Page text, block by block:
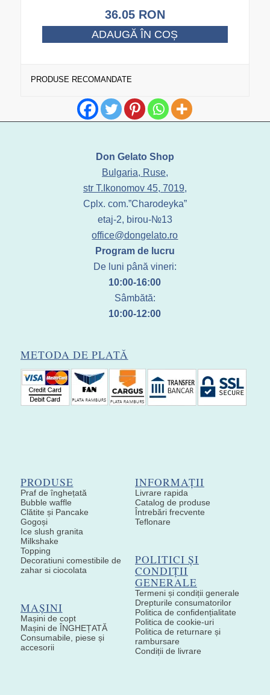
36.05 RON
ADAUGĂ ÎN COȘ
PRODUSE RECOMANDATE
Don Gelato Shop
Bulgaria, Ruse,
str T.Ikonomov 45, 7019,
Cplx. com.”Charodeyka”
etaj-2, birou-№13
office@dongelato.ro
Program de lucru
De luni până vineri:
10:00-16:00
Sâmbătă:
10:00-12:00
METODA DE PLATĂ
PRODUSE
Praf de înghețată
Bubble waffle
Clătite și Pancake
Gogoși
Ice slush granita
Milkshake
Topping
Decoratiuni comestibile de
zahar si ciocolata
MAȘINI
Mașini de copt
Mașini de ÎNGHEȚATĂ
Consumabile, piese și
accesorii
INFORMAȚII
Livrare rapida
Catalog de produse
Întrebări frecvente
Teflonare
POLITICI ȘI
CONDIȚII
GENERALE
Termeni și condiții generale
Drepturile consumatorilor
Politica de confidențialitate
Politica de cookie-uri
Politica de returnare și
rambursare
Condiții de livrare